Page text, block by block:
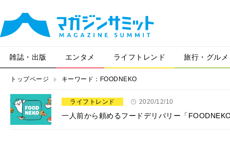
雑誌・出版 エンタメ ライフトレンド 旅行・グルメ
トップページ キーワード：FOODNEKO
ライフトレンド 2020/12/10
一人前から頼めるフードデリバリー「